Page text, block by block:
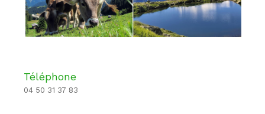
Téléphone
04 50 31 37 83